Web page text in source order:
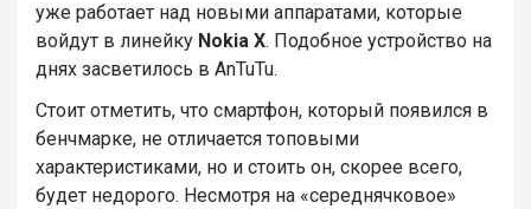
уже работает над новыми аппаратами, которые
войдут в линейку Nokia X. Подобное устройство на
днях засветилось в AnTuTu.
Стоит отметить, что смартфон, который появился в
бенчмарке, не отличается топовыми
характеристиками, но и стоить он, скорее всего,
будет недорого. Несмотря на «середнячковое»